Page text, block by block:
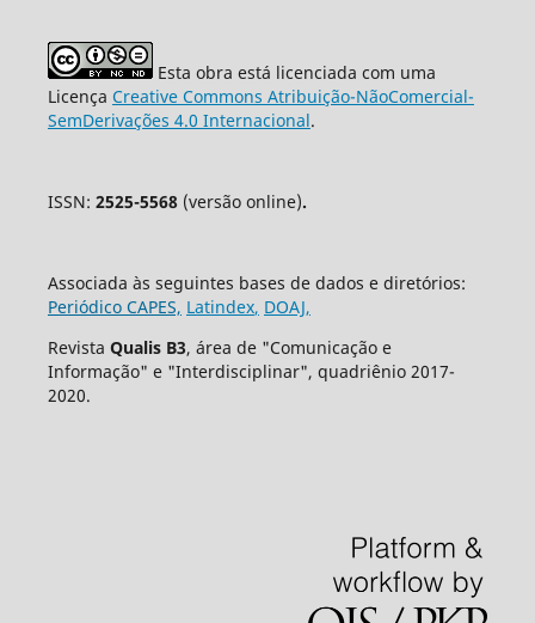
Esta obra está licenciada com uma
Licença Creative Commons Atribuição-NãoComercial-
SemDerivações 4.0 Internacional.
ISSN: 2525-5568(versão online).
Associada às seguintes bases de dados e diretórios:
Periódico CAPES, Latindex, DOAJ,
Revista Qualis B3, área de "Comunicação e
Informação" e "Interdisciplinar", quadriênio 2017-
2020.